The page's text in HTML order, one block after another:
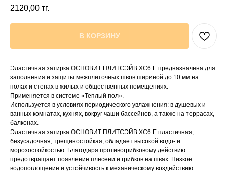
2120,00 тг.
В КОРЗИНУ
Эластичная затирка ОСНОВИТ ПЛИТСЭЙВ ХС6 Е предназначена для
заполнения и защиты межплиточных швов шириной до 10 мм на
полах и стенах в жилых и общественных помещениях.
Применяется в системе «Теплый пол».
Используется в условиях периодического увлажнения: в душевых и
ванных комнатах, кухнях, вокруг чаши бассейнов, а также на террасах,
балконах.
Эластичная затирка ОСНОВИТ ПЛИТСЭЙВ ХС6 Е пластичная,
безусадочная, трещиностойкая, обладает высокой водо- и
морозостойкостью. Благодаря противогрибковому действию
предотвращает появление плесени и грибков на швах. Низкое
водопоглощение и устойчивость к механическому воздействию